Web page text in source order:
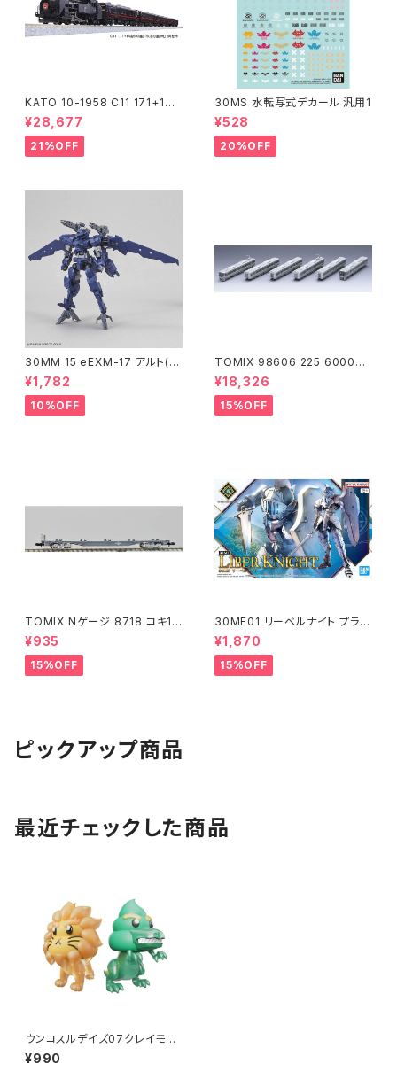
KATO 10-1958 C11 171+14
系｢SL冬の湿原号｣ 6両セット
特企品 Nゲージ 鉄道模型 北海
道（新品 在庫品）
¥28,677
21%OFF
30MS 水転写式デカール 汎用1
¥528
20%OFF
30MM 15 eEXM-17 アルト(空
中戦仕様)ネイビー
¥1,782
10%OFF
TOMIX 98606 225 6000系
(6両) 鉄道模型
¥18,326
15%OFF
TOMIX Nゲージ 8718 コキ10
7 (増備型・コンテナなし) 鉄道
模型
¥935
15%OFF
30MF01 リーベルナイト プラモ
デル（新品 在庫品）
¥1,870
15%OFF
ピックアップ商品
最近チェックした商品
ウンコスルデイズ07クレイモデ
ルキットあにまるうんちセット2
ティラノ&ライオン プラモデル
¥990